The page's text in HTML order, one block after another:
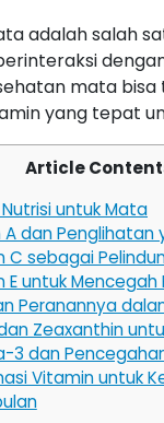
adalah salah
mata
yang tepat
Article
untuk Mata
dan Penglihatan
C sebagai
E untuk
Peranannya
Zeaxanthin
3 dan
Vitamin untuk